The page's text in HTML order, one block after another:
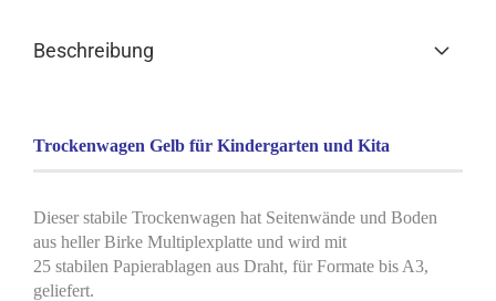
Beschreibung
Trockenwagen Gelb für Kindergarten und Kita
Dieser stabile Trockenwagen hat Seitenwände und Boden
aus heller Birke Multiplexplatte und wird mit
25 stabilen Papierablagen aus Draht, für Formate bis A3,
geliefert.